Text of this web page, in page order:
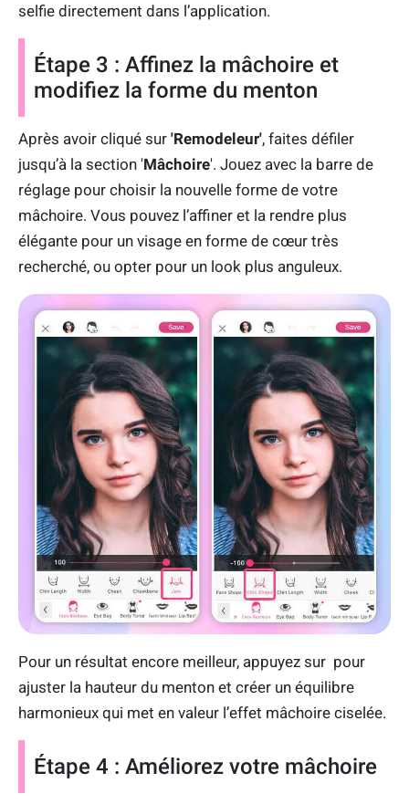
selfie directement dans l’application.
Étape 3 : Affinez la mâchoire et
modifiez la forme du menton
Après avoir cliqué sur 'Remodeleur', faites défiler
jusqu’à la section 'Mâchoire'. Jouez avec la barre de
réglage pour choisir la nouvelle forme de votre
mâchoire. Vous pouvez l’affiner et la rendre plus
élégante pour un visage en forme de cœur très
recherché, ou opter pour un look plus anguleux.
Pour un résultat encore meilleur, appuyez sur pour
ajuster la hauteur du menton et créer un équilibre
harmonieux qui met en valeur l’effet mâchoire ciselée.
Étape 4 : Améliorez votre mâchoire